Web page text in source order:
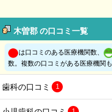
木曽郡 の口コミ一覧
は口コミのある医療機関数、
数。複数の口コミがある医療機関も
歯科の口コミ 1